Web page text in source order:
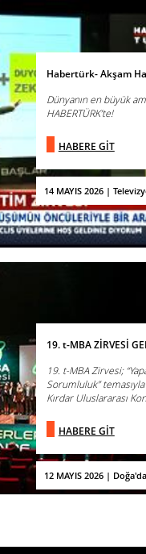
14 MAYIS 2026 |
Habertürk- Akşam
Dünyanın en büyük
HABERTÜRK’te!
HABERE GİT
12 MAYIS 2026 |
19. t-MBA ZİRVESİ
19. t-MBA Zirvesi;
Sorumluluk”
Kırdar Uluslararası
HABERE GİT